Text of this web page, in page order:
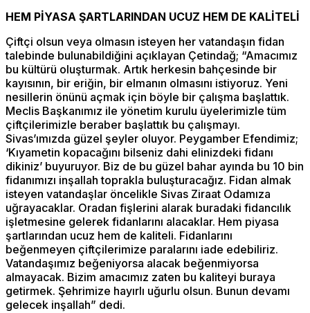
HEM PİYASA ŞARTLARINDAN UCUZ HEM DE KALİTELİ
Çiftçi olsun veya olmasın isteyen her vatandaşın fidan
talebinde bulunabildiğini açıklayan Çetindağ; “Amacımız
bu kültürü oluşturmak. Artık herkesin bahçesinde bir
kayısının, bir eriğin, bir elmanın olmasını istiyoruz. Yeni
nesillerin önünü açmak için böyle bir çalışma başlattık.
Meclis Başkanımız ile yönetim kurulu üyelerimizle tüm
çiftçilerimizle beraber başlattık bu çalışmayı.
Sivas’ımızda güzel şeyler oluyor. Peygamber Efendimiz;
‘Kıyametin kopacağını bilseniz dahi elinizdeki fidanı
dikiniz’ buyuruyor. Biz de bu güzel bahar ayında bu 10 bin
fidanımızı inşallah toprakla buluşturacağız. Fidan almak
isteyen vatandaşlar öncelikle Sivas Ziraat Odamıza
uğrayacaklar. Oradan fişlerini alarak buradaki fidancılık
işletmesine gelerek fidanlarını alacaklar. Hem piyasa
şartlarından ucuz hem de kaliteli. Fidanlarını
beğenmeyen çiftçilerimize paralarını iade edebiliriz.
Vatandaşımız beğeniyorsa alacak beğenmiyorsa
almayacak. Bizim amacımız zaten bu kaliteyi buraya
getirmek. Şehrimize hayırlı uğurlu olsun. Bunun devamı
gelecek inşallah” dedi.